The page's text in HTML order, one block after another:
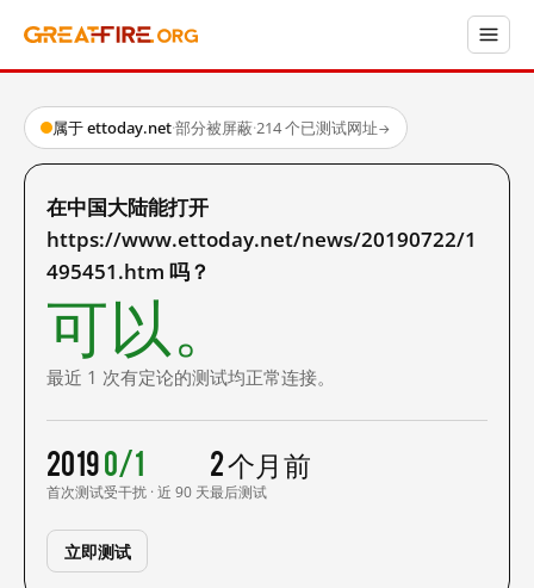
属于 ettoday.net·部分被屏蔽·214 个已测试网址→
在中国大陆能打开
https://www.ettoday.net/news/20190722/1
495451.htm 吗？
可以。
最近 1 次有定论的测试均正常连接。
2019
首次测试
0/1
受干扰 · 近 90 天
2 个月前
最后测试
立即测试